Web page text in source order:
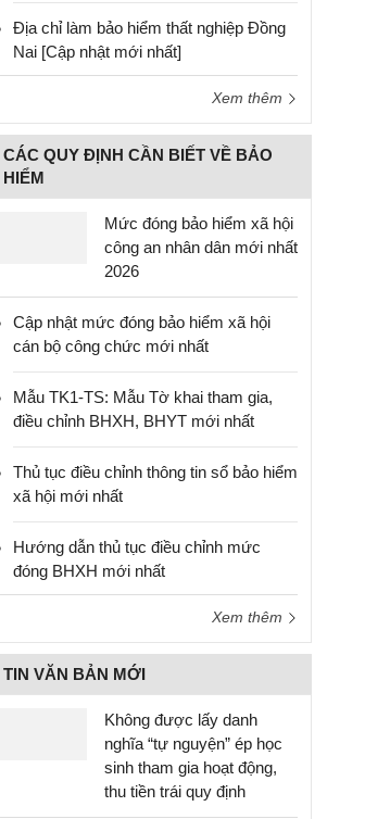
Địa chỉ làm bảo hiểm thất nghiệp Đồng
Nai [Cập nhật mới nhất]
Xem thêm
CÁC QUY ĐỊNH CẦN BIẾT VỀ BẢO
HIỂM
Mức đóng bảo hiểm xã hội
công an nhân dân mới nhất
2026
Cập nhật mức đóng bảo hiểm xã hội
cán bộ công chức mới nhất
Mẫu TK1-TS: Mẫu Tờ khai tham gia,
điều chỉnh BHXH, BHYT mới nhất
Thủ tục điều chỉnh thông tin sổ bảo hiểm
xã hội mới nhất
Hướng dẫn thủ tục điều chỉnh mức
đóng BHXH mới nhất
Xem thêm
TIN VĂN BẢN MỚI
Không được lấy danh
nghĩa “tự nguyện” ép học
sinh tham gia hoạt động,
thu tiền trái quy định